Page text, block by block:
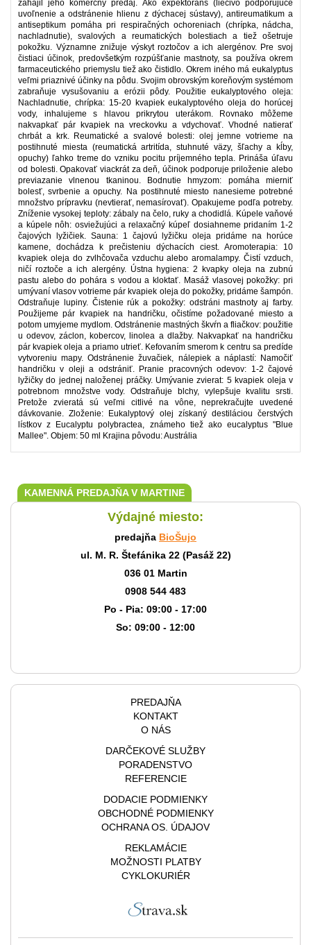
zahájil jeho komerčný predaj. Ako expektorans (liečivo podporujúce
uvoľnenie a odstránenie hlienu z dýchacej sústavy), antireumatikum a
antiseptikum pomáha pri respiračných ochoreniach (chrípka, nádcha,
nachladnutie), svalových a reumatických bolestiach a tiež ošetruje
pokožku. Významne znižuje výskyt roztočov a ich alergénov. Pre svoj
čistiaci účinok, predovšetkým rozpúšťanie mastnoty, sa používa okrem
farmaceutického priemyslu tiež ako čistidlo. Okrem iného má eukalyptus
veľmi priaznivé účinky na pôdu. Svojim obrovským koreňovým systémom
zabraňuje vysušovaniu a erózii pôdy. Použitie eukalyptového oleja:
Nachladnutie, chrípka: 15-20 kvapiek eukalyptového oleja do horúcej
vody, inhalujeme s hlavou prikrytou uterákom. Rovnako môžeme
nakvapkať pár kvapiek na vreckovku a vdychovať. Vhodné natierať
chrbát a krk. Reumatické a svalové bolesti: olej jemne votrieme na
postihnuté miesta (reumatická artritída, stuhnuté väzy, šľachy a kĺby,
opuchy) ľahko treme do vzniku pocitu príjemného tepla. Prináša úľavu
od bolesti. Opakovať viackrát za deň, účinok podporuje priloženie alebo
previazanie vlnenou tkaninou. Bodnutie hmyzom: pomáha mierniť
bolesť, svrbenie a opuchy. Na postihnuté miesto nanesieme potrebné
množstvo prípravku (nevtierať, nemasírovať). Opakujeme podľa potreby.
Zníženie vysokej teploty: zábaly na čelo, ruky a chodidlá. Kúpele vaňové
a kúpele nôh: osviežujúci a relaxačný kúpeľ dosiahneme pridaním 1-2
čajových lyžičiek. Sauna: 1 čajovú lyžičku oleja pridáme na horúce
kamene, dochádza k prečisteniu dýchacích ciest. Aromoterapia: 10
kvapiek oleja do zvlhčovača vzduchu alebo aromalampy. Čistí vzduch,
ničí roztoče a ich alergény. Ústna hygiena: 2 kvapky oleja na zubnú
pastu alebo do pohára s vodou a kloktať. Masáž vlasovej pokožky: pri
umývaní vlasov votrieme pár kvapiek oleja do pokožky, pridáme šampón.
Odstraňuje lupiny. Čistenie rúk a pokožky: odstráni mastnoty aj farby.
Použijeme pár kvapiek na handričku, očistíme požadované miesto a
potom umyjeme mydlom. Odstránenie mastných škvŕn a fliačkov: použitie
u odevov, záclon, kobercov, linolea a dlažby. Nakvapkať na handričku
pár kvapiek oleja a priamo utrieť. Kefovaním smerom k centru sa predíde
vytvoreniu mapy. Odstránenie žuvačiek, nálepiek a náplastí: Namočiť
handričku v oleji a odstrániť. Pranie pracovných odevov: 1-2 čajové
lyžičky do jednej naloženej práčky. Umývanie zvierat: 5 kvapiek oleja v
potrebnom množstve vody. Odstraňuje blchy, vylepšuje kvalitu srsti.
Pretože zvieratá sú veľmi citlivé na vône, neprekračujte uvedené
dávkovanie. Zloženie: Eukalyptový olej získaný destiláciou čerstvých
lístkov z Eucalyptu polybractea, známeho tiež ako eucalyptus "Blue
Mallee". Objem: 50 ml Krajina pôvodu: Austrália
KAMENNÁ PREDAJŇA V MARTINE
Výdajné miesto:
predajňa BioŠujo
ul. M. R. Štefánika 22 (Pasáž 22)
036 01 Martin
0908 544 483
Po - Pia: 09:00 - 17:00
So: 09:00 - 12:00
PREDAJŇA
KONTAKT
O NÁS
DARČEKOVÉ SLUŽBY
PORADENSTVO
REFERENCIE
DODACIE PODMIENKY
OBCHODNÉ PODMIENKY
OCHRANA OS. ÚDAJOV
REKLAMÁCIE
MOŽNOSTI PLATBY
CYKLOKURIÉR